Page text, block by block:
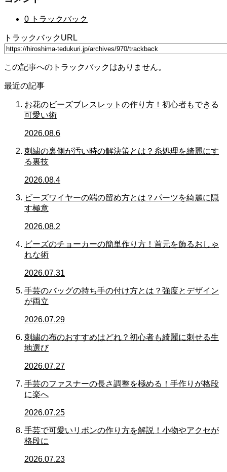
0 トラックバック
トラックバックURL
この記事へのトラックバックはありません。
最近の記事
お花のビーズブレスレットの作り方！初心者もできる
可愛い術
2026.08.6
刺繍の裏側が汚い時の解決策とは？糸処理を綺麗にす
る裏技
2026.08.4
ビーズワイヤーの端の留め方とは？パーツを綺麗に隠
す極意
2026.08.2
ビーズのチョーカーの簡単作り方！首元を飾るおしゃ
れな術
2026.07.31
手芸のバッグの持ち手の付け方とは？強度とデザイン
が両立
2026.07.29
刺繍の布のおすすめはどれ？初心者も綺麗に刺せる生
地選び
2026.07.27
手芸のファスナーの長さ調整を極める！手作りが格段
に楽へ
2026.07.25
手芸で可愛いリボンの作り方を解説！小物やアクセが
格段に
2026.07.23